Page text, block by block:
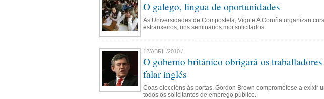
O galego, lingua de oportunidades
As Universidades de Compostela, Vigo e A Coruña organizan
estranxeiros, uns seminarios moi solicitados.
12/ABRIL/2010 /
O goberno británico obrigará os traballadores
falar inglés
Coas eleccións ás portas, Gordon Brown comprométese a exixir
todos os solicitantes de emprego público.